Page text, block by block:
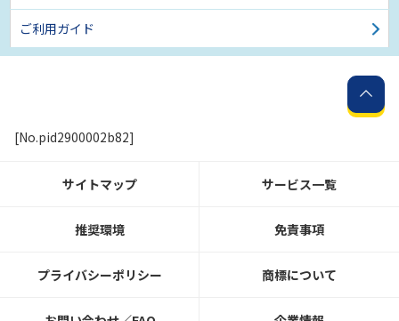
ご利用ガイド
[No.pid2900002b82]
サイトマップ サービス一覧
推奨環境 免責事項
プライバシーポリシー 商標について